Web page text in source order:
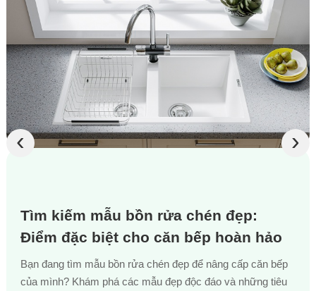
Tìm kiếm mẫu bồn rửa chén đẹp:
Điểm đặc biệt cho căn bếp hoàn hảo
Bạn đang tìm mẫu bồn rửa chén đẹp để nâng cấp căn bếp
của mình? Khám phá các mẫu đẹp độc đáo và những tiêu
‹ ›